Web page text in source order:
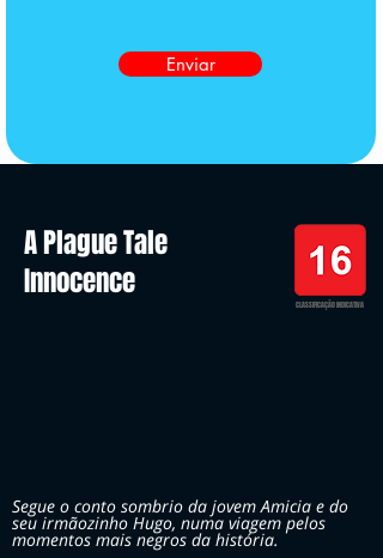
Enviar
A Plague Tale
Innocence
CLASSIFICAÇÃO INDICATIVA
Segue o conto sombrio da jovem Amicia e do
seu irmãozinho Hugo, numa viagem pelos
momentos mais negros da história.